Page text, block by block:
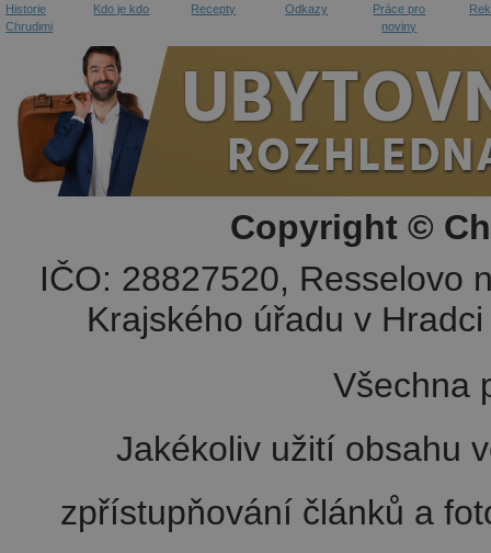
Historie
Chrudimi
Kdo je kdo Recepty Odkazy
Práce pro
noviny
Copyright ©
IČO: 28827520, Resselovo
Krajského úřadu v
Všechna
Jakékoliv užití obsahu
zpřístupňování článků a